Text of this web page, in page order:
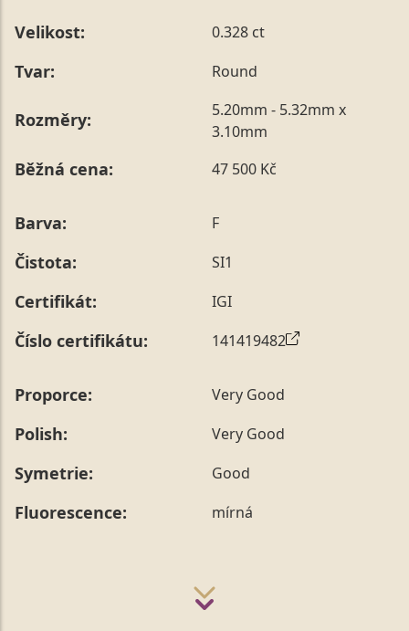
Velikost: 0.328 ct
Tvar: Round
Rozměry:
5.20mm - 5.32mm x
3.10mm
Běžná cena: 47 500 Kč
Barva: F
Čistota: SI1
Certifikát: IGI
Číslo certifikátu: 141419482
Proporce: Very Good
Polish: Very Good
Symetrie: Good
Fluorescence: mírná